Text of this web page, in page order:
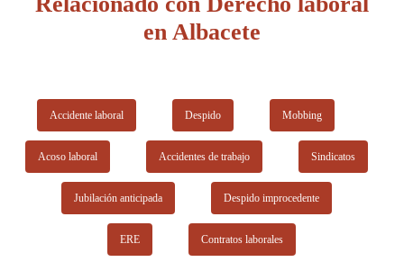
laboral y formación académica de los especialistas.
en Albacete
Accidente laboral Despido Mobbing
Acoso laboral Accidentes de trabajo Sindicatos
Jubilación anticipada Despido improcedente
ERE Contratos laborales